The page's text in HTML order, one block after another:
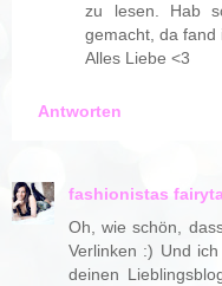
zu lesen. Hab
gemacht, da fand
Alles Liebe <3
Antworten
fashionistas
Oh, wie schön,
Verlinken :) Und
deinen